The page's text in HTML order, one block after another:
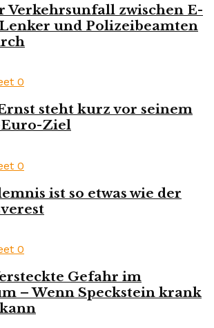
Verkehrsunfall zwischen E-
und Polizeibeamten
0
steht kurz vor seinem
Ziel
0
ist so etwas wie der
0
Gefahr im
– Wenn Speckstein krank